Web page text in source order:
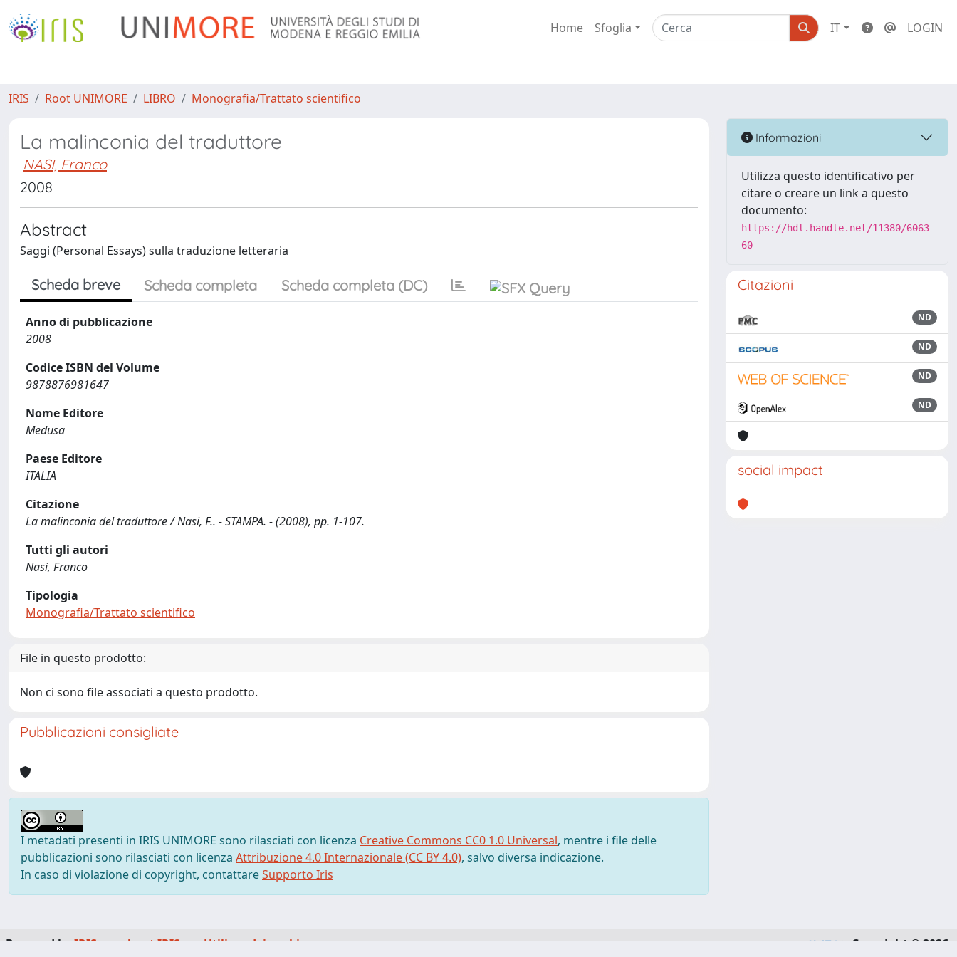
Home Sfoglia IT LOGIN
IRIS Root UNIMORE LIBRO Monografia/Trattato scientifico
La malinconia del traduttore
NASI, Franco
2008
Abstract
Saggi (Personal Essays) sulla traduzione letteraria
Scheda breve Scheda completa Scheda completa (DC)
Anno di pubblicazione
2008
Codice ISBN del Volume
9878876981647
Nome Editore
Medusa
Paese Editore
ITALIA
Citazione
La malinconia del traduttore / Nasi, F.. - STAMPA. - (2008), pp. 1-107.
Tutti gli autori
Nasi, Franco
Tipologia
Monografia/Trattato scientifico
File in questo prodotto:
Non ci sono file associati a questo prodotto.
Pubblicazioni consigliate
I metadati presenti in IRIS UNIMORE sono rilasciati con licenza Creative Commons CC0 1.0 Universal, mentre i file delle
pubblicazioni sono rilasciati con licenza Attribuzione 4.0 Internazionale (CC BY 4.0), salvo diversa indicazione.
In caso di violazione di copyright, contattareSupporto Iris
Informazioni
Utilizza questo identificativo per
citare o creare un link a questo
documento:
https://hdl.handle.net/11380/6063
60
Citazioni
ND
ND
ND
ND
social impact
Powered by IRIS about IRIS Utilizzo dei cookie Copyright © 2026